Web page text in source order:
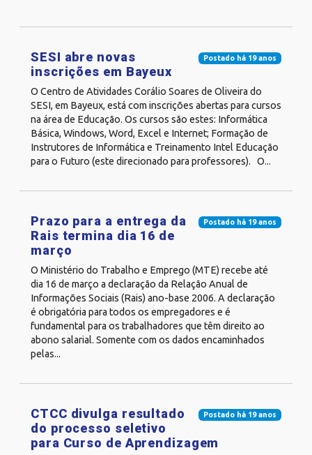
Postado há 19 anos
SESI abre novas
inscrições em Bayeux
O Centro de Atividades Corálio Soares de Oliveira do
SESI, em Bayeux, está com inscrições abertas para cursos
na área de Educação. Os cursos são estes: Informática
Básica, Windows, Word, Excel e Internet; Formação de
Instrutores de Informática e Treinamento Intel Educação
para o Futuro (este direcionado para professores). O...
Postado há 19 anos
Prazo para a entrega da
Rais termina dia 16 de
março
O Ministério do Trabalho e Emprego (MTE) recebe até
dia 16 de março a declaração da Relação Anual de
Informações Sociais (Rais) ano-base 2006. A declaração
é obrigatória para todos os empregadores e é
fundamental para os trabalhadores que têm direito ao
abono salarial. Somente com os dados encaminhados
pelas...
Postado há 19 anos
CTCC divulga resultado
do processo seletivo
para Curso de Aprendizagem